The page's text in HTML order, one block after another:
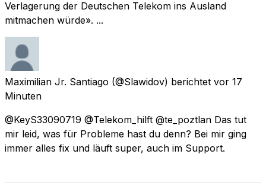
Verlagerung der Deutschen Telekom ins Ausland
mitmachen würde». ...
Maximilian Jr. Santiago (@Slawidov) berichtet vor 17
Minuten
@KeyS33090719 @Telekom_hilft @te_poztlan Das tut
mir leid, was für Probleme hast du denn? Bei mir ging
immer alles fix und läuft super, auch im Support.